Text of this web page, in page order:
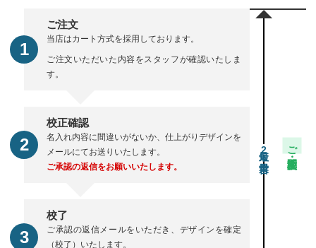
ご注文
当店はカート方式を採用しております。
ご注文いただいた内容をスタッフが確認いたしま
す。
校正確認
名入れ内容に間違いがないか、仕上がりデザインを
メールにてお送りいたします。
ご承認の返信をお願いいたします。
校了
ご承認の返信メールをいただき、デザインを確定
（校了）いたします。
2 ご注文・校正期間